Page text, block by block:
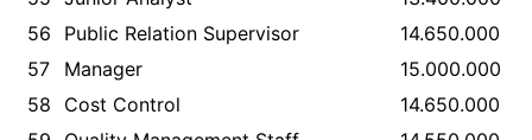
56
Public Relation Supervisor
14.650.000
57
Manager
15.000.000
58
Cost Control
14.650.000